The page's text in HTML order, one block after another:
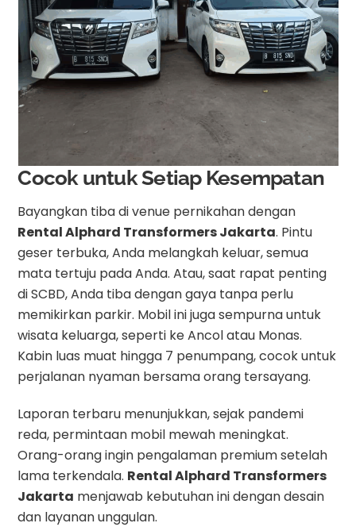
Cocok untuk Setiap Kesempatan
Bayangkan tiba di venue pernikahan dengan
Rental Alphard Transformers Jakarta. Pintu
geser terbuka, Anda melangkah keluar, semua
mata tertuju pada Anda. Atau, saat rapat penting
di SCBD, Anda tiba dengan gaya tanpa perlu
memikirkan parkir. Mobil ini juga sempurna untuk
wisata keluarga, seperti ke Ancol atau Monas.
Kabin luas muat hingga 7 penumpang, cocok untuk
perjalanan nyaman bersama orang tersayang.
Laporan terbaru menunjukkan, sejak pandemi
reda, permintaan mobil mewah meningkat.
Orang-orang ingin pengalaman premium setelah
lama terkendala. Rental Alphard Transformers
Jakarta menjawab kebutuhan ini dengan desain
dan layanan unggulan.